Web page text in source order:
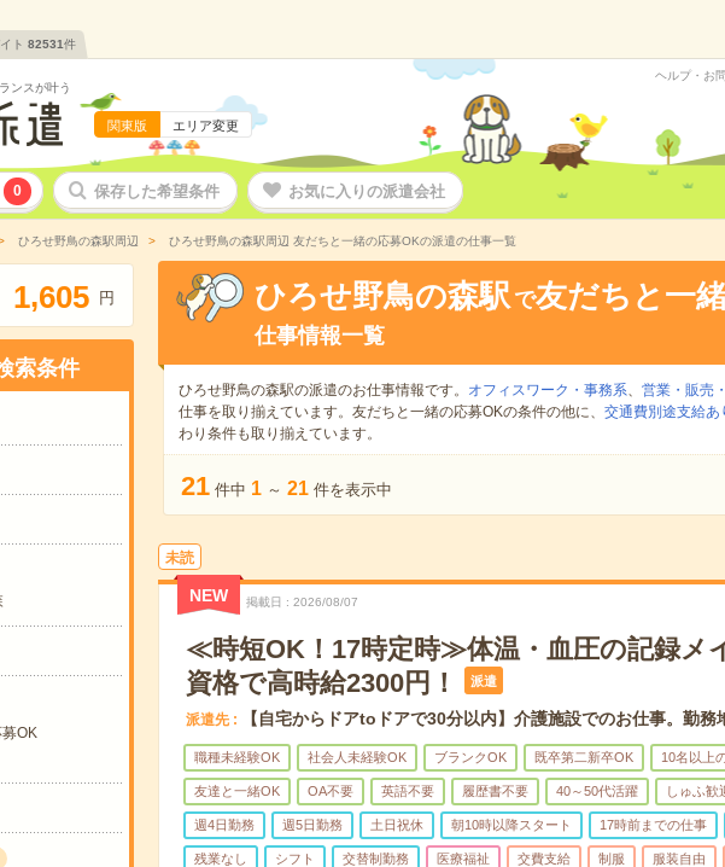
ト 82531件
ンスが叶う
関東版 エリア変更
ヘルプ・お
0 保存した希望条件 お気に入りの派遣会社
ひろせ野鳥の森駅周辺 ひろせ野鳥の森駅周辺 友だちと一緒の応募OKの派遣の仕事一覧
1,605 円
索条件
OK
ひろせ野鳥の森駅 で友だちと一
仕事情報一覧
ひろせ野鳥の森駅の派遣のお仕事情報です。 オフィスワーク・事務系、 営業・販売
仕事を取り揃えています。友だちと一緒の応募OKの条件の他に、 交通費別途支給あ
わり条件も取り揃えています。
21 件中 1 ～ 21 件を表示中
未読
NEW 掲載日 2026/08/07
≪時短OK！17時定時≫体温・血圧の記録メ
資格で高時給2300円！
派遣
派遣先 【自宅からドアtoドアで30分以内】介護施設でのお仕事。勤務
職種未経験OK 社会人未経験OK ブランクOK 既卒第二新卒OK 10名以上
友達と一緒OK OA不要 英語不要 履歴書不要 40～50代活躍 しゅふ歓
週4日勤務 週5日勤務 土日祝休 朝10時以降スタート 17時前までの仕事
残業なし シフト 交替制勤務 医療福祉 交費支給 制服 服装自由